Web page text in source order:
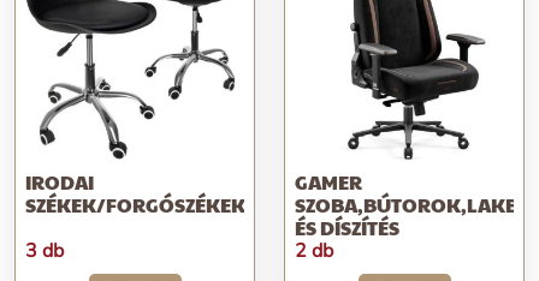
IRODAI
SZÉKEK/FORGÓSZÉKEK
3 db
GAMER
ÉS DÍSZÍTÉS
2 db